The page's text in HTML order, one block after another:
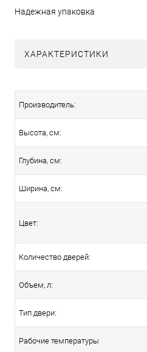
Надежная упаковка
ХАРАКТЕРИСТИКИ
Производитель:
Высота, см:
Глубина, см:
Ширина, см:
Цвет:
Количество дверей:
Объем, л:
Тип двери:
Рабочие температуры